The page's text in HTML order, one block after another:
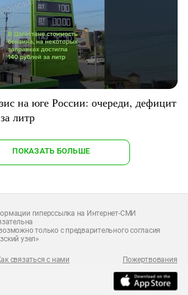
на юге России: очереди, дефицит
литр
ПОКАЗАТЬ БОЛЬШЕ
гиперссылка на Интернет-СМИ
только с предварительного согласия
узел»
связаться с нами Пожертвования